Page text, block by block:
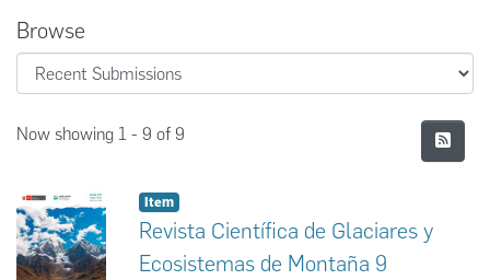
Browse
Recent Submissions
Now showing 1 - 9 of 9
Item
Revista Científica de Glaciares y
Ecosistemas de Montaña 9